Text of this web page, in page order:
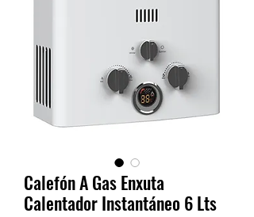
Calefón A Gas Enxuta
Calentador Instantáneo 6 Lts